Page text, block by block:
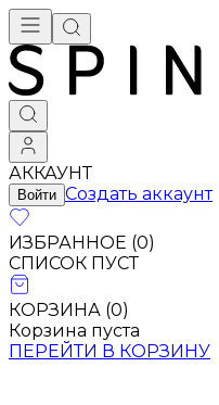
АККАУНТ
Войти Создать аккаунт
ИЗБРАННОЕ (0)
СПИСОК ПУСТ
КОРЗИНА (0)
Корзина пуста
ПЕРЕЙТИ В КОРЗИНУ